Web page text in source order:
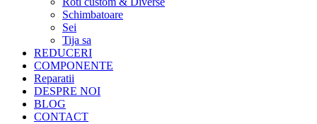
Schimbatoare
Sei
Tija sa
REDUCERI
COMPONENTE
Reparatii
DESPRE NOI
BLOG
CONTACT